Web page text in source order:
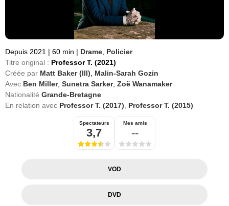
Depuis 2021 | 60 min | Drame Policier
Titre original : Professor T. (2021)
Créée par Matt Baker (III)
Malin-Sarah Gozin
Avec Ben Miller, Sunetra Sarker, Zoë Wanamaker
Nationalité Grande-Bretagne
En relation avec Professor T. (2017) Professor T. (2015)
Spectateurs
3,7
Mes amis
--
VOD
DVD